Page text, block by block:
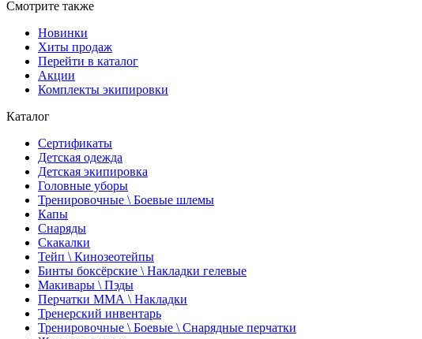
Смотрите также
Новинки
Хиты продаж
Перейти в каталог
Акции
Комплекты экипировки
Каталог
Сертификаты
Детская одежда
Детская экипировка
Головные уборы
Тренировочные \ Боевые шлемы
Капы
Снаряды
Скакалки
Тейп \ Кинозеотейпы
Бинты боксёрские \ Накладки гелевые
Макивары \ Пэды
Перчатки ММА \ Накладки
Тренерский инвентарь
Тренировочные \ Боевые \ Снарядные перчатки